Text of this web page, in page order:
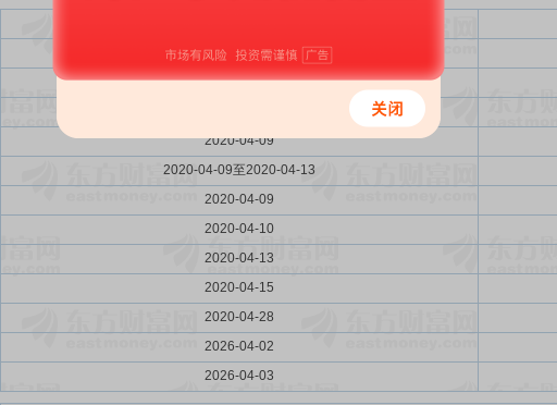
2020-04-07至2020-04-15
2020-04-08
2020-04-09
2020-04-09至2020-04-13
2020-04-09
2020-04-10
2020-04-13
2020-04-15
2020-04-28
2026-04-02
2026-04-03